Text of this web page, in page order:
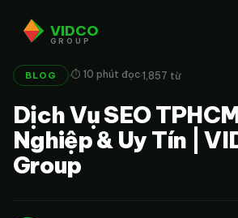
VIDCO
GROUP
BLOG ·⏱ 10 phút đọc·1,857 từ
Dịch Vụ SEO
Nghiệp & Uy Tín |
Group